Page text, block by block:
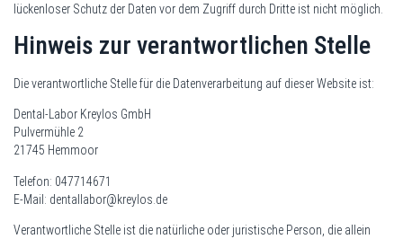
lückenloser Schutz der Daten vor dem Zugriff durch Dritte ist nicht möglich.
Hinweis zur verantwortlichen Stelle
Die verantwortliche Stelle für die Datenverarbeitung auf dieser Website ist:
Dental-Labor Kreylos GmbH
Pulvermühle 2
21745 Hemmoor
Telefon: 047714671
E-Mail: dentallabor@kreylos.de
Verantwortliche Stelle ist die natürliche oder juristische Person, die allein